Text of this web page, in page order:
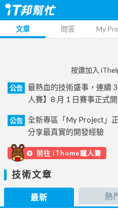
文章 問答 My
按讚加入
公告
最熱血的技術盛事，連續
人賽】8 月 1 日賽事正式開
公告
全新專區「My Project」
分享最真實的開發經驗
前往 iThome鐵人賽
技術文章
最新 熱